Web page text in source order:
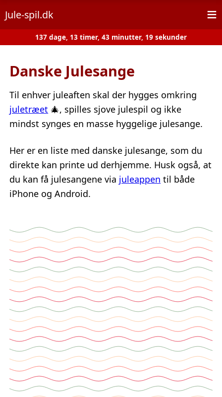
Jule-spil.dk ≡
137 dage, 13 timer, 43 minutter, 19 sekunder
Danske Julesange
Til enhver juleaften skal der hygges omkring
juletræet 🎄, spilles sjove julespil og ikke
mindst synges en masse hyggelige julesange.
Her er en liste med danske julesange, som du
direkte kan printe ud derhjemme. Husk også, at
du kan få julesangene via juleappen til både
iPhone og Android.